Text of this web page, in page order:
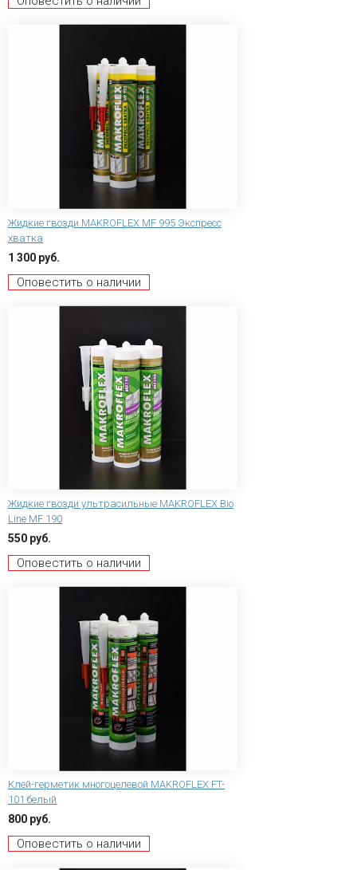
Жидкие гвозди MAKROFLEX MF 995 Экспресс
хватка
1 300 руб.
Оповестить о наличии
Жидкие гвозди ультрасильные MAKROFLEX Bio
Line MF 190
550 руб.
Оповестить о наличии
Клей-герметик многоцелевой MAKROFLEX FT-
101 белый
800 руб.
Оповестить о наличии